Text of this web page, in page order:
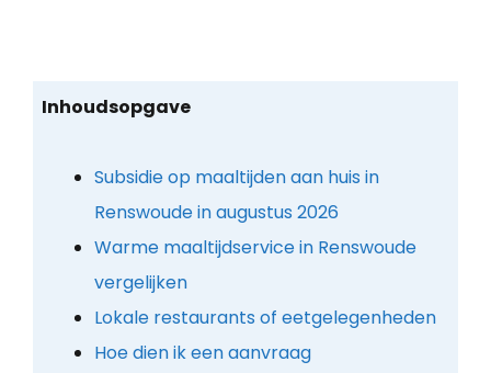
Inhoudsopgave
Subsidie op maaltijden aan huis in
Renswoude in augustus 2026
Warme maaltijdservice in Renswoude
vergelijken
Lokale restaurants of eetgelegenheden
Hoe dien ik een aanvraag